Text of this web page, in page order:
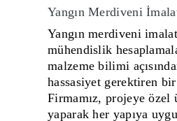
Yangın Merdiveni
Yangın merdiveni
mühendislik
malzeme bilimi
hassasiyet gerektiren
Firmamız, projeye özel
yaparak her yapıya